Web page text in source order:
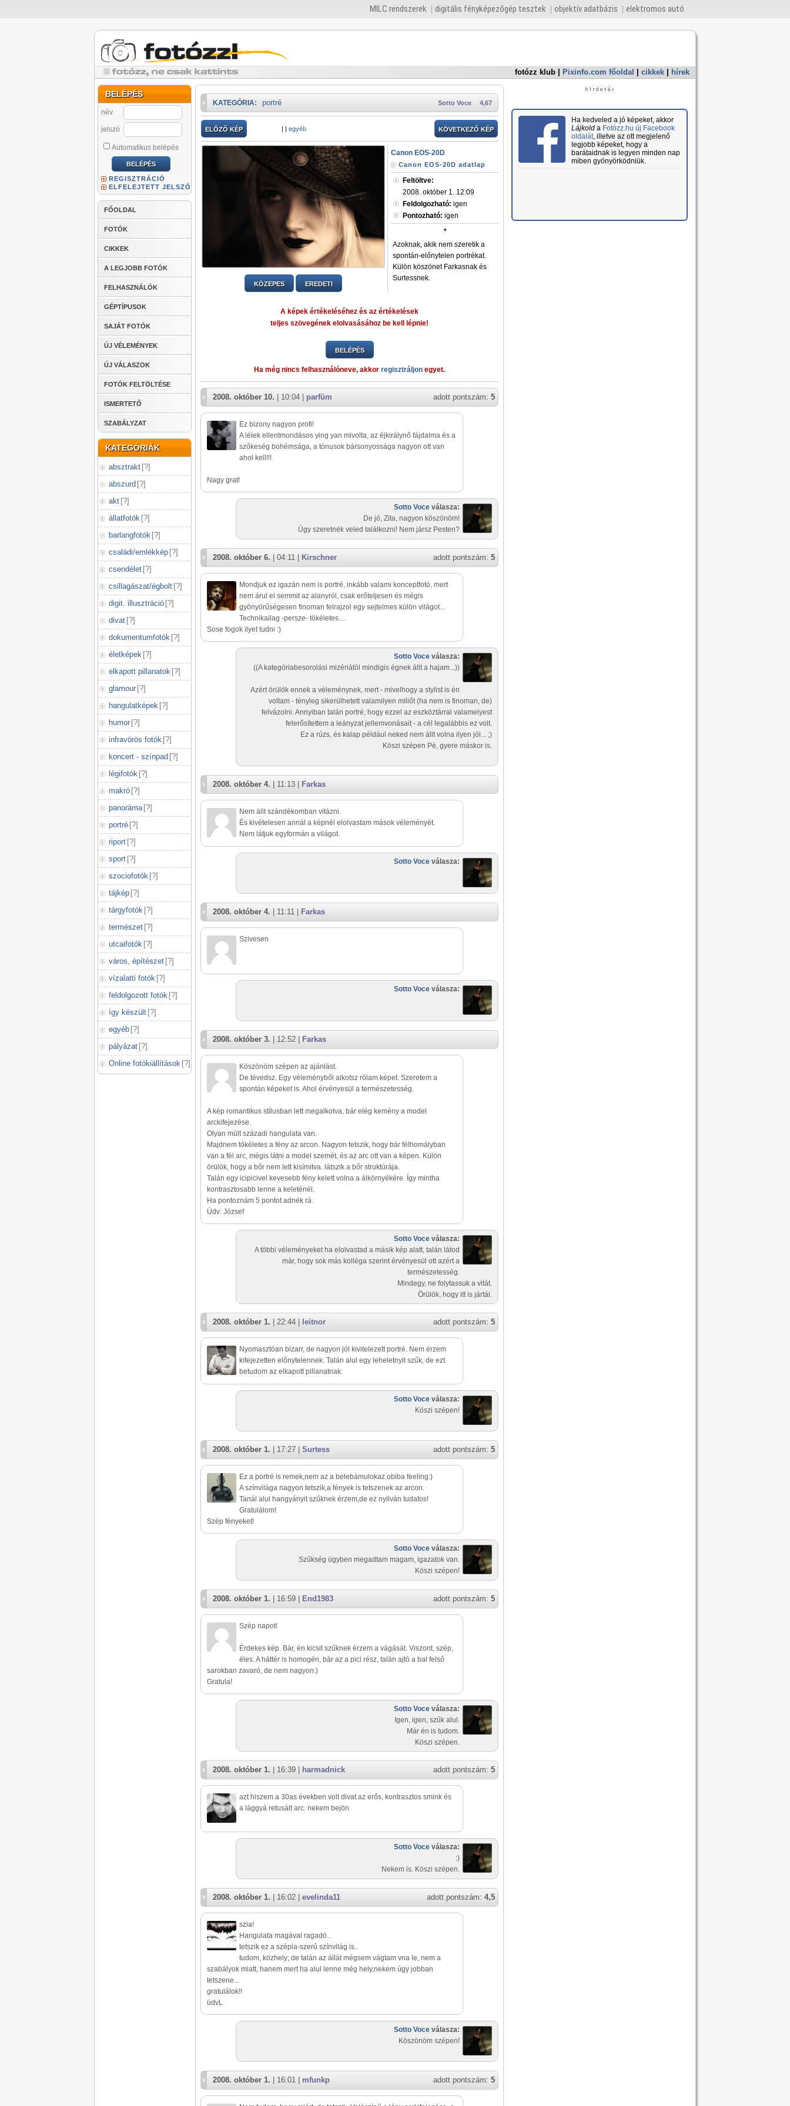
MILC rendszerek digitális fényképezőgép tesztek objektív adatbázis elektromos autó
fotózz klub Pixinfo.com főoldal cikkek hírek
BELÉPÉS
név
jelszó
Automatikus belépés
REGISZTRÁCIÓ
ELFELEJTETT JELSZÓ
FŐOLDAL
FOTÓK
CIKKEK
A LEGJOBB FOTÓK
FELHASZNÁLÓK
GÉPTÍPUSOK
SAJÁT FOTÓK
ÚJ VÉLEMÉNYEK
ÚJ VÁLASZOK
FOTÓK FELTÖLTÉSE
ISMERTETŐ
SZABÁLYZAT
KATEGÓRIÁK
absztrakt [?]
abszurd [?]
akt [?]
állatfotók [?]
barlangfotók [?]
családi/emlékkép [?]
csendélet [?]
csillagászat/égbolt [?]
digit. illusztráció [?]
divat [?]
dokumentumfotók [?]
életképek [?]
elkapott pillanatok [?]
glamour [?]
hangulatképek [?]
humor [?]
infravörös fotók [?]
koncert - színpad [?]
légifotók [?]
makró [?]
panoráma [?]
portré [?]
riport [?]
sport [?]
szociofotók [?]
tájkép [?]
tárgyfotók [?]
természet [?]
utcaifotók [?]
város, építészet [?]
vízalatti fotók [?]
feldolgozott fotók [?]
így készült [?]
egyéb [?]
pályázat [?]
Online fotókiállítások [?]
4,67
Sotto Voce
KATEGÓRIA: portré
ELŐZŐ KÉP | | egyéb KÖVETKEZŐ KÉP
KÖZEPES EREDETI
Canon EOS-20D
Canon EOS-20D adatlap
Feltöltve:
2008. október 1. 12:09
Feldolgozható: igen
Pontozható: igen
*
Azoknak, akik nem szeretik a
spontán-előnytelen portrékat.
Külön köszönet Farkasnak és
Surtessnek.
A képek értékeléséhez és az értékelések
teljes szövegének elolvasásához be kell lépnie!
BELÉPÉS
Ha még nincs felhasználóneve, akkor regisztráljon egyet.
adott pontszám: 5
2008. október 10. | 10:04 | parfüm
Ez bizony nagyon profi!
A lélek ellentmondásos ying yan mivolta, az éjkirálynő fájdalma és a
szőkeség bohémsága, a tónusok bársonyossága nagyon ott van
ahol kell!!!
Nagy grat!
Sotto Voce válasza:
De jó, Zita, nagyon köszönöm!
Úgy szeretnék veled találkozni! Nem jársz Pesten?
adott pontszám: 5
2008. október 6. | 04:11 | Kirschner
Mondjuk ez igazán nem is portré, inkább valami konceptfotó, mert
nem árul el semmit az alanyról, csak erőteljesen és mégis
gyönyörűségesen finoman felrajzol egy sejtelmes külön világot...
Technikailag -persze- tökéletes....
Sose fogok ilyet tudni :)
Sotto Voce válasza:
((A kategóriabesorolási mizériától mindigis égnek állt a hajam...))
Azért örülök ennek a véleménynek, mert - mivelhogy a stylist is én
voltam - tényleg sikerülhetett valamilyen miliőt (ha nem is finoman, de)
felvázolni. Annyiban talán portré, hogy ezzel az eszköztárral valamelyest
felerősítettem a leányzat jellemvonásait - a cél legalábbis ez volt.
Ez a rúzs, és kalap például neked nem állt volna ilyen jól... ;)
Köszi szépen Pé, gyere máskor is.
2008. október 4. | 11:13 | Farkas
Nem állt szándékomban vitázni.
És kivételesen annál a képnél elolvastam mások véleményét.
Nem látjuk egyformán a világot.
Sotto Voce válasza:
2008. október 4. | 11:11 | Farkas
Szivesen
Sotto Voce válasza:
2008. október 3. | 12:52 | Farkas
Köszönöm szépen az ajánlást.
De tévedsz. Egy véleményből alkotsz rólam képet. Szeretem a
spontán képeket is. Ahol érvényesül a természetesség.
A kép romantikus stílusban lett megalkotva, bár elég kemény a model
arckifejezése.
Olyan múlt századi hangulata van.
Majdnem tökéletes a fény az arcon. Nagyon tetszik, hogy bár félhomályban
van a fél arc, mégis látni a model szemét, és az arc ott van a képen. Külön
örülök, hogy a bőr nem lett kisímitva. látszik a bőr struktúrája.
Talán egy icipicivel kevesebb fény kelett volna a álkörnyékére. Így mintha
kontrasztosabb lenne a keleténél.
Ha pontoznám 5 pontot adnék rá.
Üdv: József
Sotto Voce válasza:
A többi véleményeket ha elolvastad a másik kép alatt, talán látod
már, hogy sok más kolléga szerint érvényesül ott azért a
természetesség.
Mindegy, ne folytassuk a vitát.
Örülök, hogy itt is jártál.
adott pontszám: 5
2008. október 1. | 22:44 | leitnor
Nyomasztóan bizarr, de nagyon jól kivitelezett portré. Nem érzem
kifejezetten előnytelennek. Talán alul egy leheletnyit szűk, de ezt
betudom az elkapott pillanatnak.
Sotto Voce válasza:
Köszi szépen!
adott pontszám: 5
2008. október 1. | 17:27 | Surtess
Ez a portré is remek,nem az a belebámulokaz obiba feeling:)
A színvilága nagyon tetszik,a fények is tetszenek az arcon.
Tanál alul hangyányit szűknek érzem,de ez nyilván tudatos!
Gratulálom!
Szép fényeket!
Sotto Voce válasza:
Szűkség ügyben megadtam magam, igazatok van.
Köszi szépen!
adott pontszám: 5
2008. október 1. | 16:59 | End1983
Szép napot!
Érdekes kép. Bár, én kicsit szűknek érzem a vágását. Viszont, szép,
éles. A háttér is homogén, bár az a pici rész, talán ajtó a bal felső
sarokban zavaró, de nem nagyon:)
Gratula!
Sotto Voce válasza:
Igen, igen, szűk alul.
Már én is tudom.
Köszi szépen.
adott pontszám: 5
2008. október 1. | 16:39 | harmadnick
azt hiszem a 30as években volt divat az erős, kontrasztos smink és
a lággyá retusált arc. nekem bejön
Sotto Voce válasza:
:)
Nekem is. Köszi szépen.
adott pontszám: 4,5
2008. október 1. | 16:02 | evelinda11
szia!
Hangulata magával ragadó..
tetszik ez a szépia-szerű színvilág is..
tudom, közhely; de talán az állát mégsem vágtam vna le, nem a
szabályok miatt, hanem mert ha alul lenne még hely,nekem úgy jobban
tetszene...
gratulálok!!
üdvL
Sotto Voce válasza:
Köszönöm szépen!
adott pontszám: 5
2008. október 1. | 16:01 | mfunkp
Ha kedveled a jó képeket, akkor
Lájkolda Fotózz.hu új Facebook
oldalát, illetve az ott megjelenő
legjobb képeket, hogy a
barátaidnak is legyen minden nap
miben gyönyörködniük.